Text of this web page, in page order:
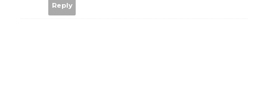
Reply